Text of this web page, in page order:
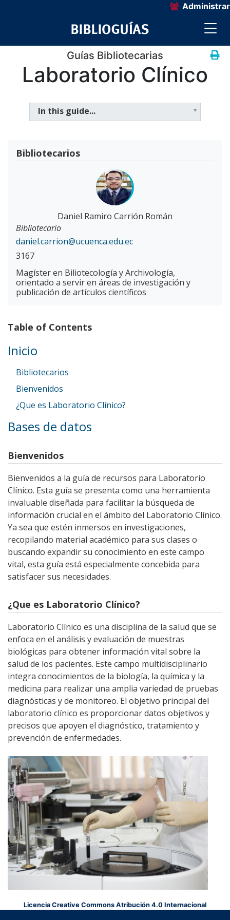
Administrar
Guías Bibliotecarias
Laboratorio Clínico
In this guide...
Bibliotecarios
Daniel Ramiro Carrión Román
Bibliotecario
daniel.carrion@ucuenca.edu.ec
3167
Magíster en Biliotecología y Archivología,
orientado a servir en áreas de investigación y
publicación de artículos científicos
Table of Contents
Inicio
Bibliotecarios
Bienvenidos
¿Que es Laboratorio Clínico?
Bases de datos
Bienvenidos
Bienvenidos a la guía de recursos para Laboratorio
Clínico. Esta guía se presenta como una herramienta
invaluable diseñada para facilitar la búsqueda de
información crucial en el ámbito del Laboratorio Clínico.
Ya sea que estén inmersos en investigaciones,
recopilando material académico para sus clases o
buscando expandir su conocimiento en este campo
vital, esta guía está especialmente concebida para
satisfacer sus necesidades.
¿Que es Laboratorio Clínico?
Laboratorio Clínico es una disciplina de la salud que se
enfoca en el análisis y evaluación de muestras
biológicas para obtener información vital sobre la
salud de los pacientes. Este campo multidisciplinario
integra conocimientos de la biología, la química y la
medicina para realizar una amplia variedad de pruebas
diagnósticas y de monitoreo. El objetivo principal del
laboratorio clínico es proporcionar datos objetivos y
precisos que apoyen el diagnóstico, tratamiento y
prevención de enfermedades.
Licencia Creative Commons Atribución 4.0 Internacional